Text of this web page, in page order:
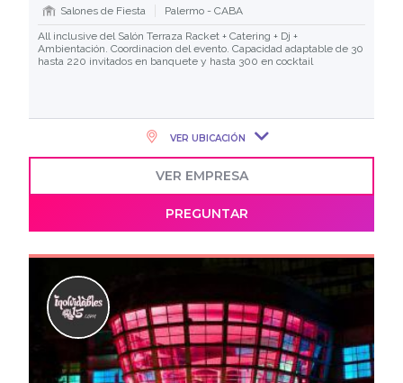
Salones de Fiesta
Palermo - CABA
All inclusive del Salón Terraza Racket + Catering + Dj +
Ambientación. Coordinacion del evento. Capacidad adaptable de 30
hasta 220 invitados en banquete y hasta 300 en cocktail
VER UBICACIÓN
VER EMPRESA
PREGUNTAR